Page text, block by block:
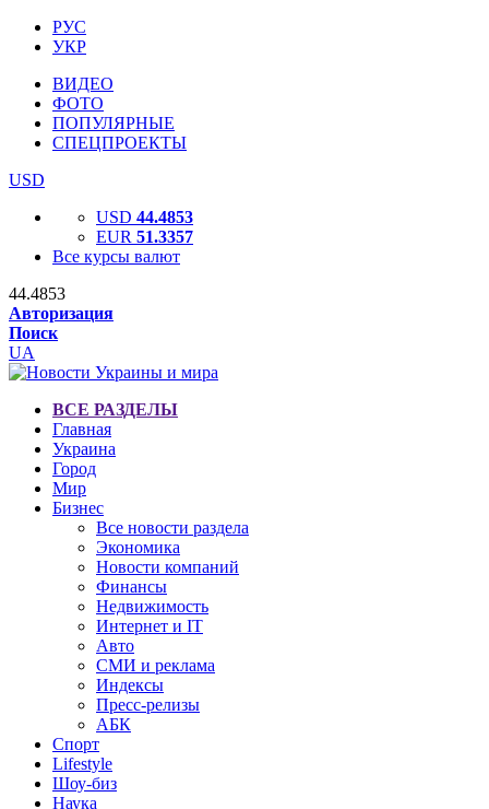
РУС
УКР
ВИДЕО
ФОТО
ПОПУЛЯРНЫЕ
СПЕЦПРОЕКТЫ
USD
USD 44.4853
EUR 51.3357
Все курсы валют
44.4853
Авторизация
Поиск
UA
ВСЕ РАЗДЕЛЫ
Главная
Украина
Город
Мир
Бизнес
Все новости раздела
Экономика
Новости компаний
Финансы
Недвижимость
Интернет и IT
Авто
СМИ и реклама
Индексы
Пресс-релизы
АБК
Спорт
Lifestyle
Шоу-биз
Наука